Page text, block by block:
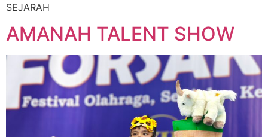
SEJARAH
AMANAH TALENT SHOW